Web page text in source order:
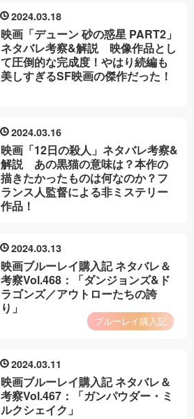
2024 03 18
映画「デューン 砂の惑星 PART2」
ネタバレ考察&解説 映像作品とし
て圧倒的な完成度！やはり続編も
美しすぎるSF映画の傑作だった！
2024 03 16
映画「12日の殺人」ネタバレ考察&
解説 あの黒猫の意味は？本作の
描きたかったものは何なのか？フ
ランス人監督による非ミステリー
作品！
2024 03 13
映画ブルーレイ購入記 ネタバレ＆
考察Vol.468：「ダンジョンズ&ド
ラゴンズ／アウトローたちの誇
り」
ブルーレイ購入記
2024 03 11
映画ブルーレイ購入記 ネタバレ＆
考察Vol.467：「ガンパウダー・ミ
ルクシェイク」